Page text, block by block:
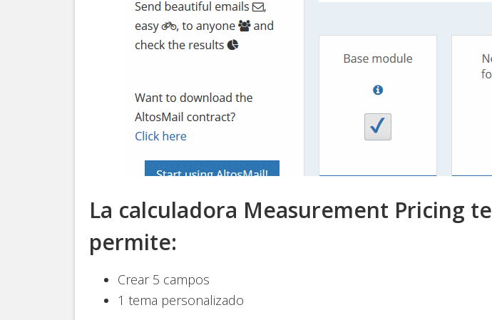
La calculadora Measurement Pricing te
permite:
Crear 5 campos
1 tema personalizado